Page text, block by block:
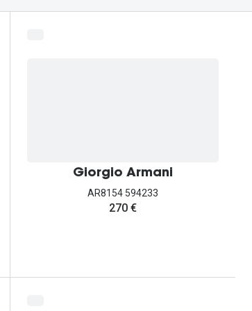
Giorgio Armani
AR8154 594233
270 €